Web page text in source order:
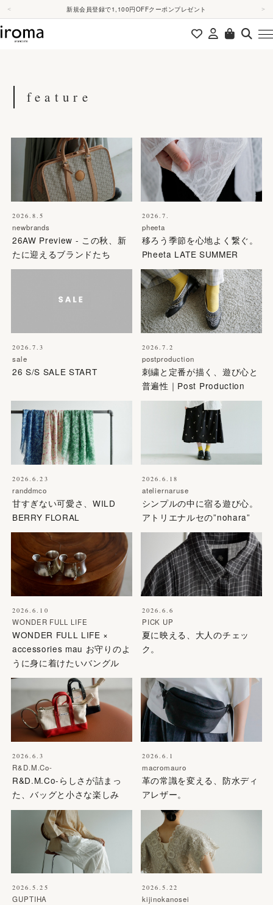
本文へスキップ
＜ 新規会員登録で1,100円OFFクーポンプレゼント ＞
feature
2026.8.5
newbrands
26AW Preview - この秋、新
たに迎えるブランドたち
2026.7.
pheeta
移ろう季節を心地よく繋ぐ。
Pheeta LATE SUMMER
2026.7.3
sale
26 S/S SALE START
2026.7.2
postproduction
刺繍と定番が描く、遊び心と
普遍性｜Post Production
2026.6.23
randdmco
甘すぎない可愛さ、WILD
BERRY FLORAL
2026.6.18
ateliernaruse
シンプルの中に宿る遊び心。
アトリエナルセの”nohara”
2026.6.10
WONDER FULL LIFE
WONDER FULL LIFE ×
accessories mau お守りのよ
うに身に着けたいバングル
2026.6.6
PICK UP
夏に映える、大人のチェッ
ク。
2026.6.3
R&D.M.Co-
R&D.M.Co-らしさが詰まっ
た、バッグと小さな楽しみ
2026.6.1
macromauro
革の常識を変える、防水ディ
アレザー。
2026.5.25
GUPTIHA
2026.5.22
kijinokanosei